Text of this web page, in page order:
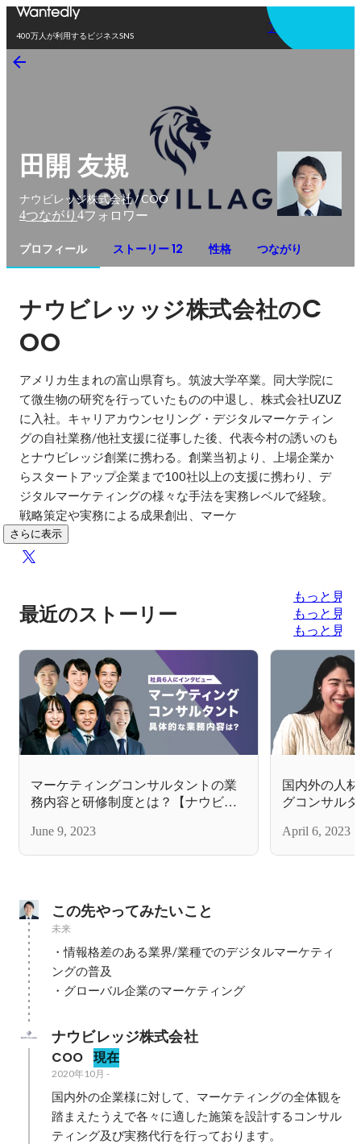
400万人が利用するビジネスSNS
アプリを使う
田開 友規
ナウビレッジ株式会社 / COO
4つながり 4フォロワー
プロフィール ストーリー 12 性格 つながり
ナウビレッッジ株式会社のC
OO
アメリカ生まれの富山県育ち。筑波大学卒業。同大学院に
て微生物の研究を行っていたものの中退し、株式会社UZUZ
に入社。キャリアカウンセリング・デジタルマーケティン
グの自社業務/他社支援に従事した後、代表今村の誘いのも
とナウビレッジ創業に携わる。創業当初より、上場企業か
らスタートアップ企業まで100社以上の支援に携わり、デ
ジタルマーケティングの様々な手法を実務レベルで経験。
戦略策定や実務による成果創出、マーケ
さらに表示
最近のストーリー
もっと見る
もっと見る
もっと見る
マーケティングコンサルタントの業
務内容と研修制度とは？【ナウビレ
June 9, 2023
国内外の人
グコンサル
April 6, 2023
この先やってみたいこと
未来
・情報格差のある業界/業種でのデジタルマーケティ
ングの普及
・グローバル企業のマーケティング
ナウビレッジ株式会社
COO 現在
2020年10月 -
国内外の企業様に対して、マーケティングの全体観を
踏まえたうえで各々に適した施策を設計するコンサル
ティング及び実務代行を行っております。